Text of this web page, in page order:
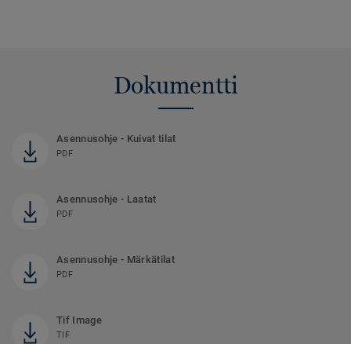
Dokumentti
Asennusohje - Kuivat tilat
PDF
Asennusohje - Laatat
PDF
Asennusohje - Märkätilat
PDF
Tif Image
TIF